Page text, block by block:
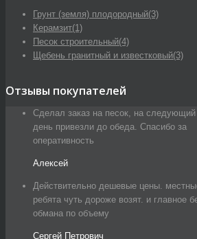
Грунт (земля) плодородный(3)
Керамзит(1)
Песок строительный(4)
Щебень гранитный и известковый(3)
Отзывы покупателей
Сделал заказ на песок, на следующий
день привезли до обеда. Спасибо за
оперативность
Алексей
Действительно дешевые цены.
ребята чуть дороже возят. и главное
обмана по объему
Сергей Петрович